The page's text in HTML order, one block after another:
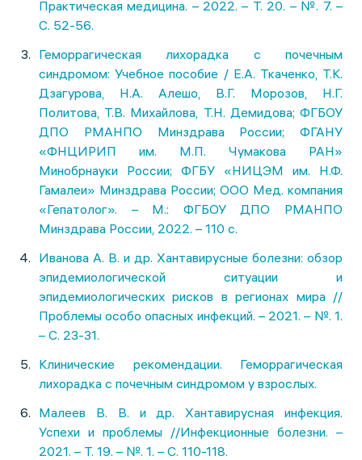
Практическая медицина. – 2022. – Т. 20. – №. 7. –
С. 52-56.
Геморрагическая лихорадка с почечным
синдромом: Учебное пособие / Е.А. Ткаченко, Т.К.
Дзагурова, Н.А. Алешо, В.Г. Морозов, Н.Г.
Политова, Т.В. Михайлова, Т.Н. Демидова; ФГБОУ
ДПО РМАНПО Минздрава России; ФГАНУ
«ФНЦИРИП им. М.П. Чумакова РАН»
Минобрнауки России; ФГБУ «НИЦЭМ им. Н.Ф.
Гамалеи» Минздрава России; ООО Мед. компания
«Гепатолог». – М.: ФГБОУ ДПО РМАНПО
Минздрава России, 2022. – 110 с.
Иванова А. В. и др. Хантавирусные болезни: обзор
эпидемиологической ситуации и
эпидемиологических рисков в регионах мира //
Проблемы особо опасных инфекций. – 2021. – №. 1.
– С. 23-31.
Клинические рекомендации. Геморрагическая
лихорадка с почечным синдромом у взрослых.
Малеев В. В. и др. Хантавирусная инфекция.
Успехи и проблемы //Инфекционные болезни. –
2021. – Т. 19. – №. 1. – С. 110-118.